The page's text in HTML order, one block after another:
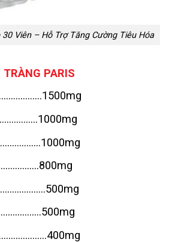
Viên – Hỗ Trợ Tăng Cường Tiêu Hóa
PARIS